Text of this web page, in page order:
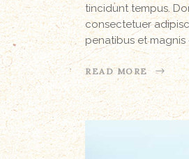
tincidunt tempus.
consectetuer
penatibus et magnis
READ MORE